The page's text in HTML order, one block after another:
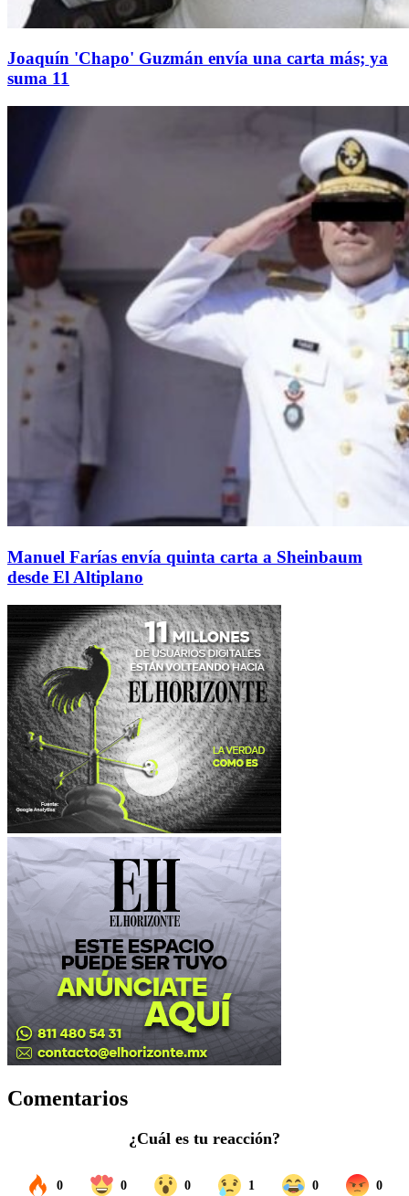
Joaquín 'Chapo' Guzmán envía una carta más; ya
suma 11
Manuel Farías envía quinta carta a Sheinbaum
desde El Altiplano
Comentarios